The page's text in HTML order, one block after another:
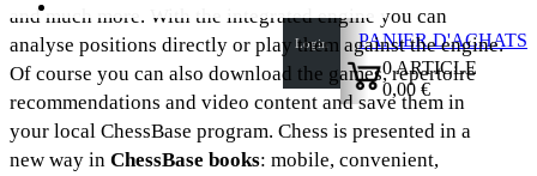
Login
PANIER D'ACHATS
0ARTICLE
0,00 €
✔
and much more. With the integrated engine you can
analyse positions directly or play them against the engine.
Of course you can also download the games, repertoire
recommendations and video content and save them in
your local ChessBase program. Chess is presented in a
new way in ChessBase books: mobile, convenient,